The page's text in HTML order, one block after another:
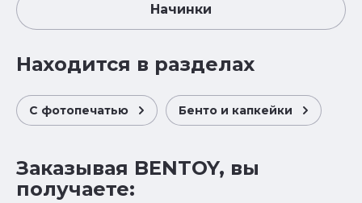
Начинки
Находится в разделах
С фотопечатью Бенто и капкейки
Заказывая BENTOY, вы
получаете: